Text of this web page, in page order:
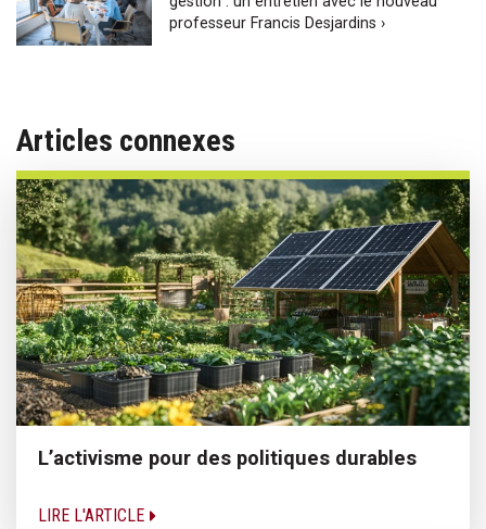
professeur Francis Desjardins ›
Articles connexes
L’activisme pour des politiques durables
LIRE L'ARTICLE